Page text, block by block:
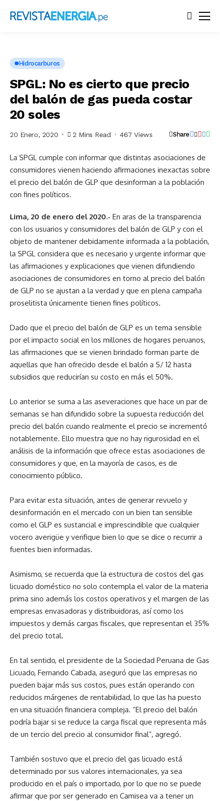
Hidrocarburos
SPGL: No es cierto que precio
del balón de gas pueda costar
20 soles
20 Enero, 2020 2 Mins Read 467 Views Share
La SPGL cumple con informar que distintas asociaciones de
consumidores vienen haciendo afirmaciones inexactas sobre
el precio del balón de GLP que desinforman a la población
con fines políticos.
Lima, 20 de enero del 2020.- En aras de la transparencia
con los usuarios y consumidores del balón de GLP y con el
objeto de mantener debidamente informada a la población,
la SPGL considera que es necesario y urgente informar que
las afirmaciones y explicaciones que vienen difundiendo
asociaciones de consumidores en torno al precio del balón
de GLP no se ajustan a la verdad y que en plena campaña
proselitista únicamente tienen fines políticos.
Dado que el precio del balón de GLP es un tema sensible
por el impacto social en los millones de hogares peruanos,
las afirmaciones que se vienen brindado forman parte de
aquellas que han ofrecido desde el balón a S/ 12 hasta
subsidios que reducirían su costo en más el 50%.
Lo anterior se suma a las aseveraciones que hace un par de
semanas se han difundido sobre la supuesta reducción del
precio del balón cuando realmente el precio se incrementó
notablemente. Ello muestra que no hay rigurosidad en el
análisis de la información que ofrece estas asociaciones de
consumidores y que, en la mayoría de casos, es de
conocimiento público.
Para evitar esta situación, antes de generar revuelo y
desinformación en el mercado con un bien tan sensible
como el GLP es sustancial e imprescindible que cualquier
vocero averigüe y verifique bien lo que se dice o recurrir a
fuentes bien informadas.
Asimismo, se recuerda que la estructura de costos del gas
licuado doméstico no solo contempla el valor de la materia
prima sino además los costos operativos y el margen de las
empresas envasadoras y distribuidoras, así como los
impuestos y demás cargas fiscales, que representan el 35%
del precio total.
En tal sentido, el presidente de la Sociedad Peruana de Gas
Licuado, Fernando Cabada, aseguró que las empresas no
pueden bajar más sus costos, pues están operando con
reducidos márgenes de rentabilidad, lo que las ha puesto
en una situación financiera compleja. “El precio del balón
podría bajar si se reduce la carga fiscal que representa más
de un tercio del precio al consumidor final”, agregó.
También sostuvo que el precio del gas licuado está
determinado por sus valores internacionales, ya sea
producido en el país o importado, por lo que no se puede
afirmar que por ser generado en Camisea va a tener un